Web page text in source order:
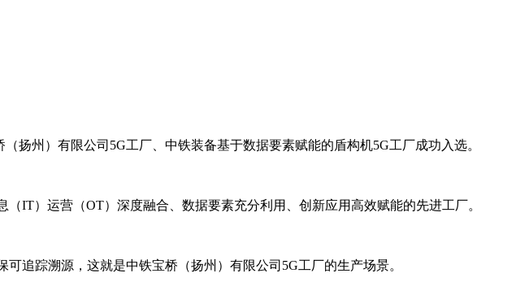
扬州）有限公司5G工厂、中铁装备基于数据要素赋能的盾构机5G工厂成功入选。
IT）运营（OT）深度融合、数据要素充分利用、创新应用高效赋能的先进工厂。
追踪溯源，这就是中铁宝桥（扬州）有限公司5G工厂的生产场景。